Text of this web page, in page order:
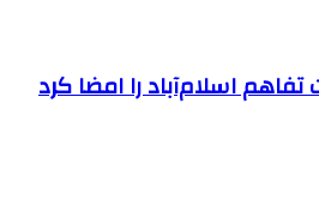
اسلام‌آباد را امضا کرد